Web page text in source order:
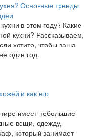
Основные тренды
в этом году? Какие
кухни? Рассказываем,
хотите, чтобы ваша
один год.
и как его
имеет небольшие
вещи, одежду,
который занимает